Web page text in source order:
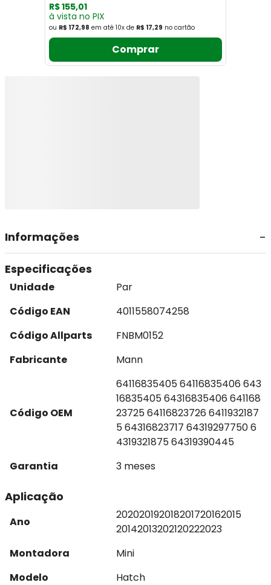
R$155,01
à vista no PIX
ou R$ 172,98 em até 10x de R$ 17,29 no cartão
Comprar
Informações
Especificações
Unidade
Par
Código EAN
4011558074258
Código Allparts
FNBM0152
Fabricante
Mann
Código OEM
64116835405 64116835406 643
16835405 64316835406 641168
23725 64116823726 6411932187
5 64316823717 64319297750 6
4319321875 64319390445
Garantia
3 meses
Aplicação
Ano
202020192018201720162015
20142013202120222023
Montadora
Mini
Modelo
Hatch